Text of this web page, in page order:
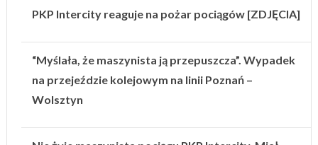
PKP Intercity reaguje na pożar pociągów [ZDJĘCIA]
“Myślała, że maszynista ją przepuszcza”. Wypadek
na przejeździe kolejowym na linii Poznań –
Wolsztyn